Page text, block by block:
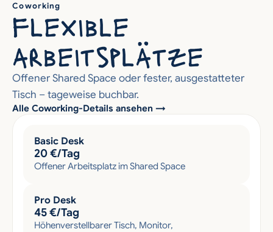
Coworking
flexible
arbeitsplätze
Offener Shared Space oder fester, ausgestatteter
Tisch – tageweise buchbar.
Alle Coworking-Details ansehen →
Basic Desk
20 €/Tag
Offener Arbeitsplatz im Shared Space
Pro Desk
45 €/Tag
Höhenverstellbarer Tisch, Monitor,